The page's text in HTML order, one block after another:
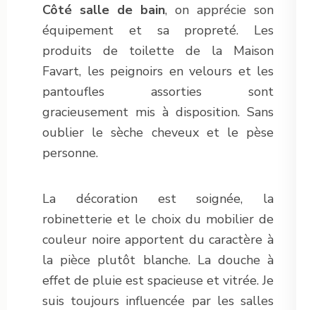
Côté salle de bain, on apprécie son
équipement et sa propreté. Les
produits de toilette de la Maison
Favart, les peignoirs en velours et les
pantoufles assorties sont
gracieusement mis à disposition. Sans
oublier le sèche cheveux et le pèse
personne.
La décoration est soignée, la
robinetterie et le choix du mobilier de
couleur noire apportent du caractère à
la pièce plutôt blanche. La douche à
effet de pluie est spacieuse et vitrée. Je
suis toujours influencée par les salles